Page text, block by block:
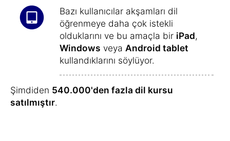
Bazı kullanıcılar akşamları dil
öğrenmeye daha çok istekli
olduklarını ve bu amaçla bir iPad,
Windows veya Android tablet
kullandıklarını söylüyor.
Şimdiden 540.000'den fazla dil kursu
satılmıştır.